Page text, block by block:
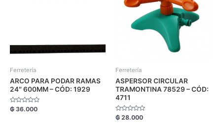
Ferretería
ARCO PARA PODAR RAMAS
24″ 600MM – CÓD: 1929
Valorado
con
₲ 36.000
Ferretería
ASPERSOR CIRCULAR
TRAMONTINA 78529 – CÓD:
4711
Valorado
con
₲ 28.000